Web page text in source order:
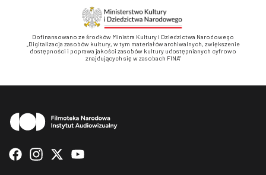
Dofinansowano ze środków Ministra Kultury i Dziedzictwa Narodowego
„Digitalizacja zasobów kultury, w tym materiałów archiwalnych, zwiększenie
dostępności i poprawa jakości zasobów kultury udostępnianych cyfrowo
znajdujących się w zasobach FINA”